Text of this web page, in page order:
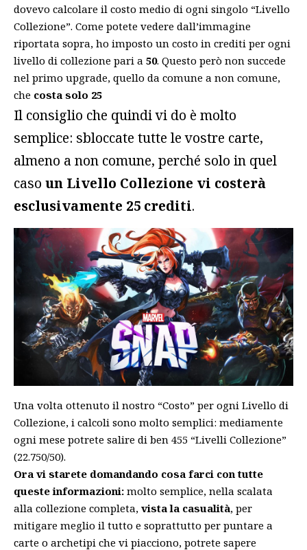
dovevo calcolare il costo medio di ogni singolo “Livello
Collezione”. Come potete vedere dall’immagine
riportata sopra, ho imposto un costo in crediti per ogni
livello di collezione pari a 50. Questo però non succede
nel primo upgrade, quello da comune a non comune,
che costa solo 25
Il consiglio che quindi vi do è molto
semplice: sbloccate tutte le vostre carte,
almeno a non comune, perché solo in quel
caso un Livello Collezione vi costerà
esclusivamente 25 crediti.
Una volta ottenuto il nostro “Costo” per ogni Livello di
Collezione, i calcoli sono molto semplici: mediamente
ogni mese potrete salire di ben 455 “Livelli Collezione”
(22.750/50).
Ora vi starete domandando cosa farci con tutte
queste informazioni: molto semplice, nella scalata
alla collezione completa, vista la casualità, per
mitigare meglio il tutto e soprattutto per puntare a
carte o archetipi che vi piacciono, potrete sapere